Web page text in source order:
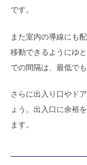
です。
また室内の導線にも
移動できるようにゆ
での間隔は、最低で
さらに出入り口やド
ょう。出入口に余裕
ます。